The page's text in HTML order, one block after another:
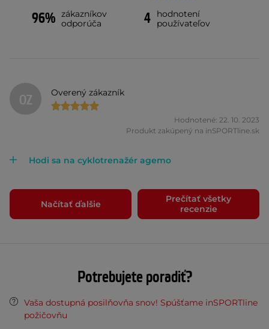
96% zákazníkov
odporúča
4
hodnotení
používateľov
OZ Overený zákazník
Hodnotené: 22. 10. 2023
Produkt zakúpený na inSPORTline.sk
Hodi sa na cyklotrenažér agemo
Načítať ďalšie
Prečítať všetky
recenzie
Potrebujete poradiť?
Vaša dostupná posilňovňa snov! Spúšťame inSPORTline
požičovňu